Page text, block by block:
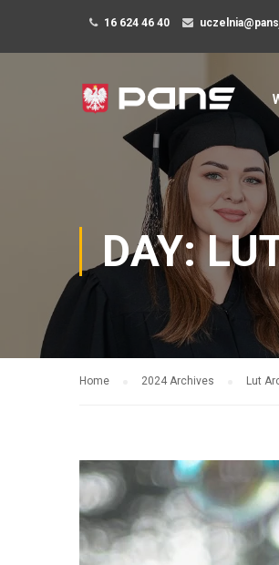
16 624 46 40
DAY:
Home 2024 Archives Lut